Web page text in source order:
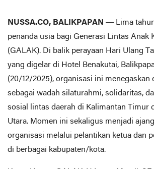
NUSSA.CO, BALIKPAPAN — Lima
penanda usia bagi Generasi Lintas Anak
(GALAK). Di balik perayaan Hari Ulang
yang digelar di Hotel Benakutai,
(20/12/2025), organisasi ini menegaskan
sebagai wadah silaturahmi, solidaritas,
sosial lintas daerah di Kalimantan Timur
Utara. Momen ini sekaligus menjadi
organisasi melalui pelantikan ketua dan
di berbagai kabupaten/kota.